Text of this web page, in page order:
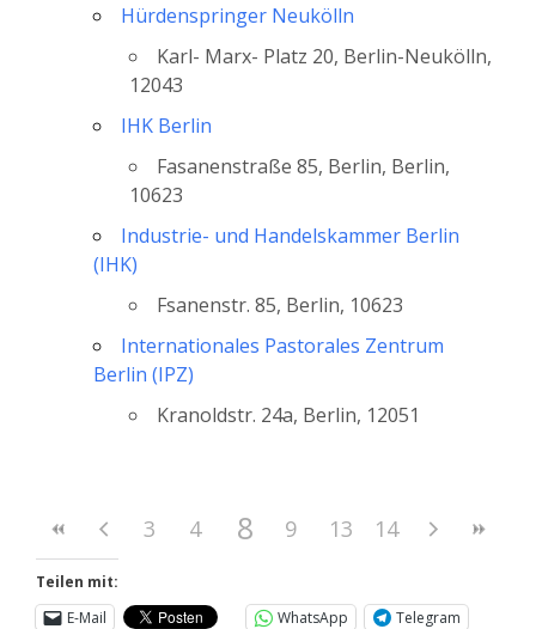
Hürdenspringer Neukölln
Karl- Marx- Platz 20, Berlin-Neukölln,
12043
IHK Berlin
Fasanenstraße 85, Berlin, Berlin,
10623
Industrie- und Handelskammer Berlin
(IHK)
Fsanenstr. 85, Berlin, 10623
Internationales Pastorales Zentrum
Berlin (IPZ)
Kranoldstr. 24a, Berlin, 12051
3 4 5 6 7
8 9 10 11 12
13 14
Teilen mit:
E-Mail
WhatsApp
Telegram